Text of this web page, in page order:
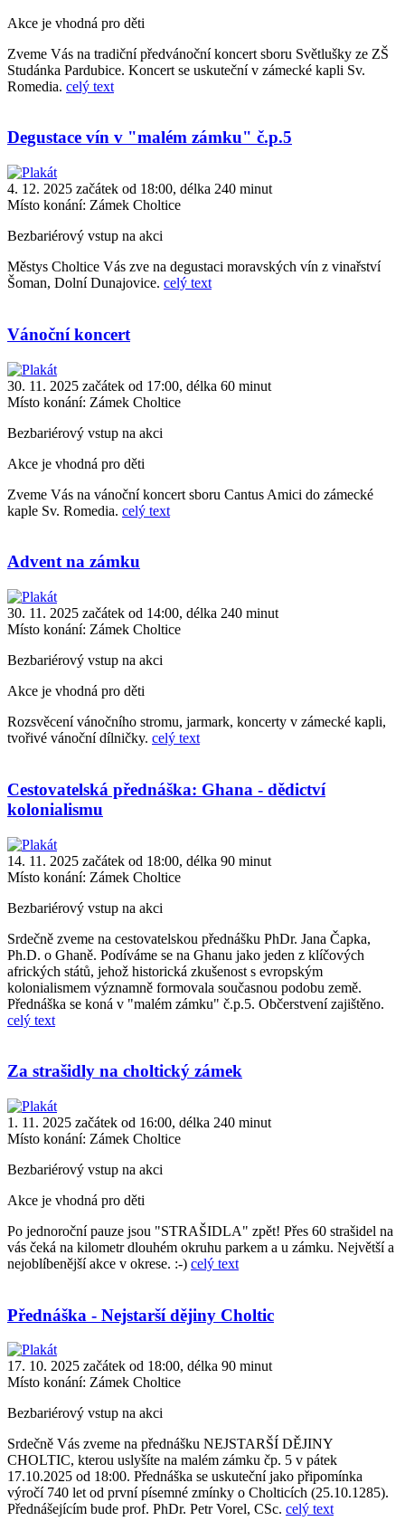
Akce je vhodná pro děti
Zveme Vás na tradiční předvánoční koncert sboru Světlušky ze ZŠ
Studánka Pardubice. Koncert se uskuteční v zámecké kapli Sv.
Romedia. celý text
Degustace vín v "malém zámku" č.p.5
4. 12. 2025 začátek od 18:00, délka 240 minut
Místo konání: Zámek Choltice
Bezbariérový vstup na akci
Městys Choltice Vás zve na degustaci moravských vín z vinařství
Šoman, Dolní Dunajovice. celý text
Vánoční koncert
30. 11. 2025 začátek od 17:00, délka 60 minut
Místo konání: Zámek Choltice
Bezbariérový vstup na akci
Akce je vhodná pro děti
Zveme Vás na vánoční koncert sboru Cantus Amici do zámecké
kaple Sv. Romedia. celý text
Advent na zámku
30. 11. 2025 začátek od 14:00, délka 240 minut
Místo konání: Zámek Choltice
Bezbariérový vstup na akci
Akce je vhodná pro děti
Rozsvěcení vánočního stromu, jarmark, koncerty v zámecké kapli,
tvořivé vánoční dílničky. celý text
Cestovatelská přednáška: Ghana - dědictví
kolonialismu
14. 11. 2025 začátek od 18:00, délka 90 minut
Místo konání: Zámek Choltice
Bezbariérový vstup na akci
Srdečně zveme na cestovatelskou přednášku PhDr. Jana Čapka,
Ph.D. o Ghaně. Podíváme se na Ghanu jako jeden z klíčových
afrických států, jehož historická zkušenost s evropským
kolonialismem významně formovala současnou podobu země.
Přednáška se koná v "malém zámku" č.p.5. Občerstvení zajištěno.
celý text
Za strašidly na choltický zámek
1. 11. 2025 začátek od 16:00, délka 240 minut
Místo konání: Zámek Choltice
Bezbariérový vstup na akci
Akce je vhodná pro děti
Po jednoroční pauze jsou "STRAŠIDLA" zpět! Přes 60 strašidel na
vás čeká na kilometr dlouhém okruhu parkem a u zámku. Největší a
nejoblíbenější akce v okrese. :-) celý text
Přednáška - Nejstarší dějiny Choltic
17. 10. 2025 začátek od 18:00, délka 90 minut
Místo konání: Zámek Choltice
Bezbariérový vstup na akci
Srdečně Vás zveme na přednášku NEJSTARŠÍ DĚJINY
CHOLTIC, kterou uslyšíte na malém zámku čp. 5 v pátek
17.10.2025 od 18:00. Přednáška se uskuteční jako připomínka
výročí 740 let od první písemné zmínky o Cholticích (25.10.1285).
Přednášejícím bude prof. PhDr. Petr Vorel, CSc. celý text